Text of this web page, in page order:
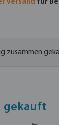
Versand für
zusammen
gekauft